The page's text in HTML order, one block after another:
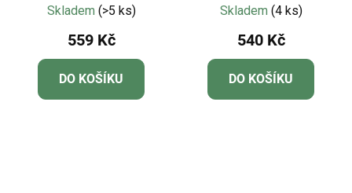
Skladem (>5 ks)
559 Kč
DO KOŠÍKU
nejmenší - Little action -
Skladem (4 ks)
540 Kč
DO KOŠÍKU